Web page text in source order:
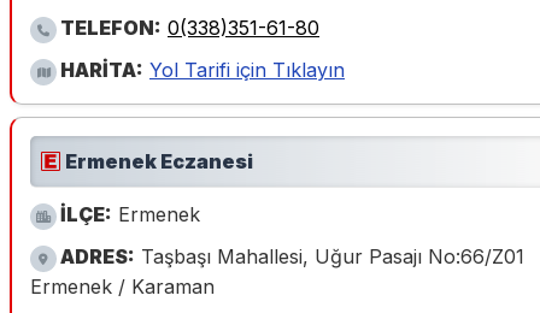
TELEFON: 0(338)351-61-80
HARİTA: Yol Tarifi için Tıklayın
Ermenek Eczanesi
İLÇE: Ermenek
ADRES: Taşbaşı Mahallesi, Uğur Pasajı No:66/Z01
Ermenek / Karaman